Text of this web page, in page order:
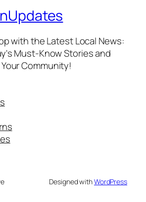
with the Latest Local News:
Must-Know Stories and
Community!
Designed withWordPress